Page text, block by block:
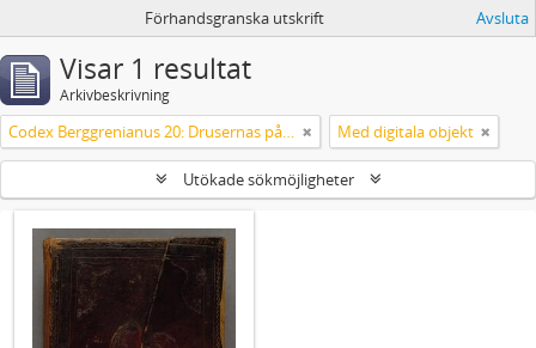
Förhandsgranska utskrift Avsluta
Visar 1 resultat
Arkivbeskrivning
Codex Berggrenianus 20: Drusernas på Libanon heliga bok Med digitala objekt
Utökade sökmöjligheter